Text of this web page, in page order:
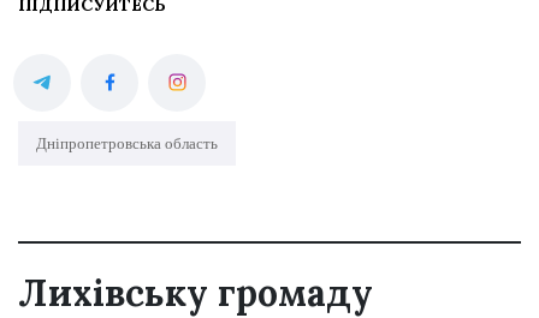
ПІДПИСУЙТЕСЬ
Дніпропетровська область
Лихівську громаду